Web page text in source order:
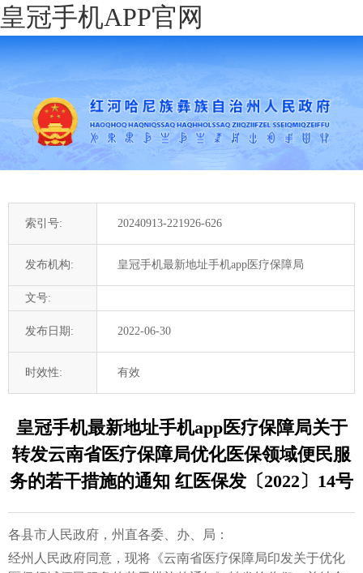
皇冠手机APP官网
索引号: 20240913-221926-626
发布机构: 皇冠手机最新地址手机app医疗保障局
文号:
发布日期: 2022-06-30
时效性: 有效
皇冠手机最新地址手机app医疗保障局关于
转发云南省医疗保障局优化医保领域便民服
务的若干措施的通知 红医保发〔2022〕14号
各县市人民政府，州直各委、办、局：
经州人民政府同意，现将《云南省医疗保障局印发关于优化